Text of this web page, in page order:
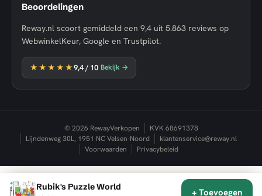
Rubik's Puzzle World + Toevoegen
Beoordelingen
Reway.nl scoort gemiddeld een 9,4 uit 5.863 reviews op
WebwinkelKeur, Google en Trustpilot.
★★★★★9,4/ 10 Bekijk →
© 2026 RewayVerkopen
KVK 68691378
Lijndenweg 30L, 1951 NC Velsen-Noord
klantenservice@reway.nl
Voorwaarden
Privacybeleid
★★★★★9,4 ✕